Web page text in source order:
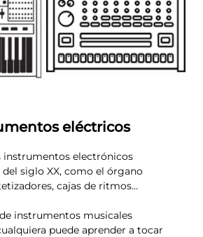
eléctricos
instrumentos electrónicos
siglo XX, como el órgano
cajas de ritmos…
instrumentos musicales
puede aprender a tocar